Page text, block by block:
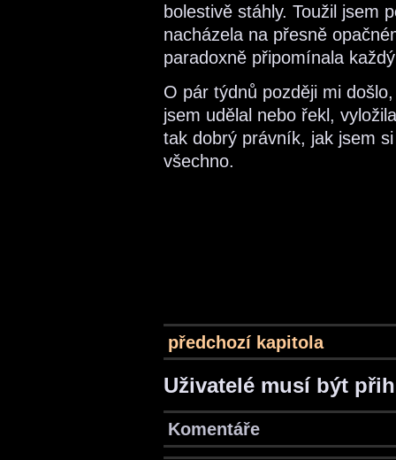
bolestivě stáhly. Toužil jsem
nacházela na přesně
paradoxně připomínala
O pár týdnů později mi
jsem udělal nebo řekl,
tak dobrý právník, jak jsem
všechno.
předchozí kapitola
Uživatelé musí být
Komentáře